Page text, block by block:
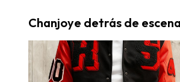
Chanjoye detrás de escena